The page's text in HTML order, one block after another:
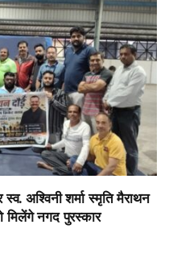
अश्विनी शर्मा स्मृति मैराथन
नगद पुरस्कार